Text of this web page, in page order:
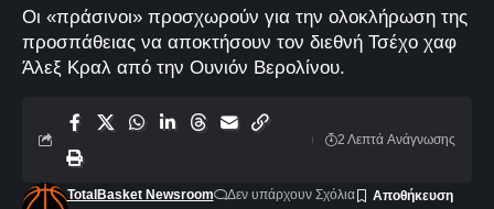
Οι «πράσινοι» προσχωρούν για την ολοκλήρωση της
προσπάθειας να αποκτήσουν τον διεθνή Τσέχο χαφ
Άλεξ Κραλ από την Ουνιόν Βερολίνου.
TotalBasket Newsroom Δεν υπάρχουν Σχόλια
2 Λεπτά Aνάγνωσης